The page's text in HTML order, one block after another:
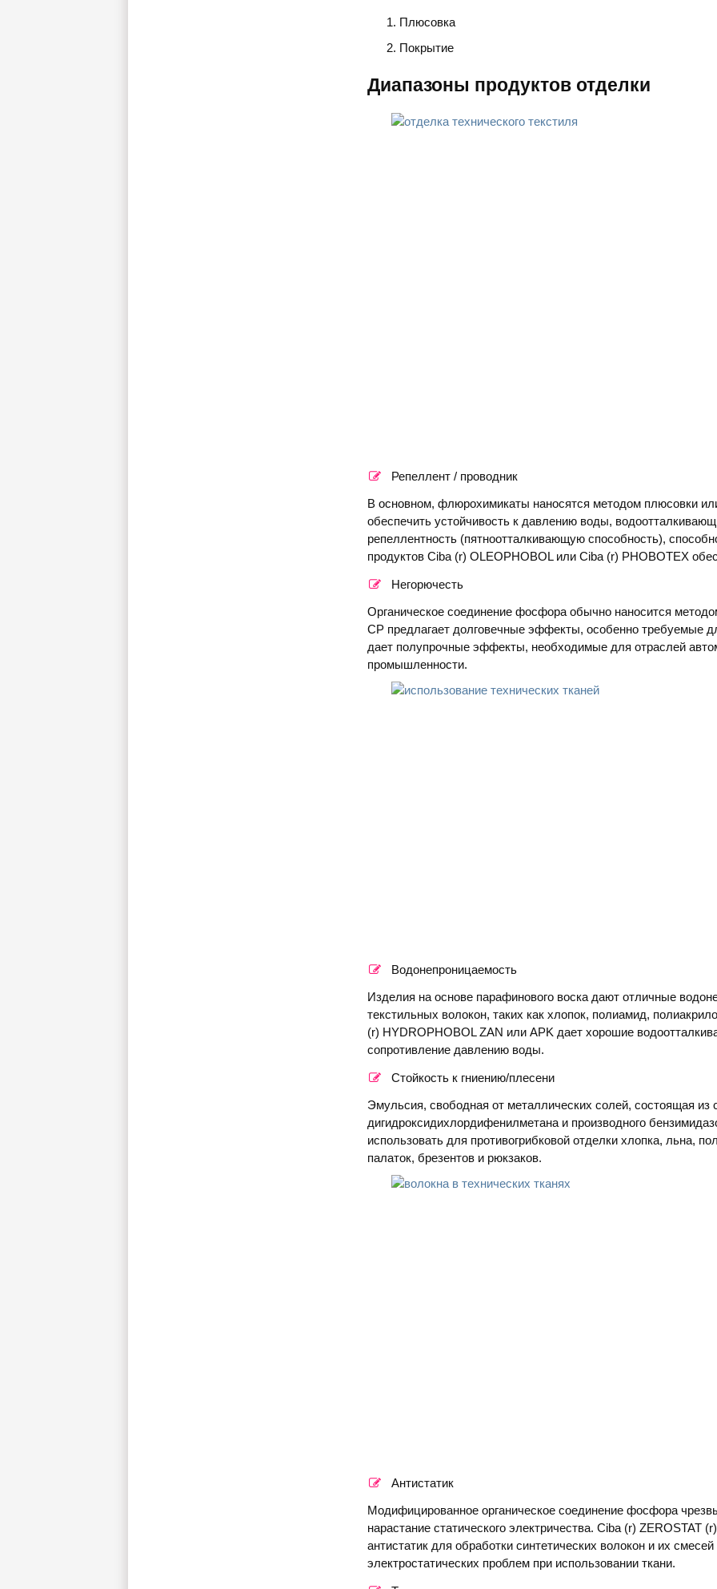
Плюсовка
Покрытие
Диапазоны продуктов отделки
Репеллент / проводник
В основном, флюрохимикаты наносятся методом плюсовки
обеспечить устойчивость к давлению воды,
репеллентность (пятноотталкивающую способность),
продуктов Ciba (r) OLEOPHOBOL или Ciba (r) PHOBOTEX
Негорючесть
Органическое соединение фосфора обычно наносится
CP предлагает долговечные эффекты, особенно требуемые
дает полупрочные эффекты, необходимые для отраслей
промышленности.
Водонепроницаемость
Изделия на основе парафинового воска дают отличные
текстильных волокон, таких как хлопок, полиамид,
(r) HYDROPHOBOL ZAN или APK дает хорошие
сопротивление давлению воды.
Стойкость к гниению/плесени
Эмульсия, свободная от металлических солей, состоящая
дигидроксидихлордифенилметана и производного
использовать для противогрибковой отделки хлопка, льна,
палаток, брезентов и рюкзаков.
Антистатик
Модифицированное органическое соединение фосфора
нарастание статического электричества. Ciba (r)
антистатик для обработки синтетических волокон и их
электростатических проблем при использовании ткани.